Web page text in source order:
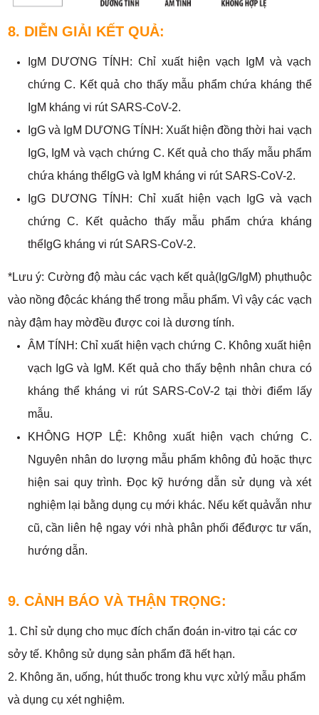
8. DIỄN GIẢI KẾT QUẢ:
IgM DƯƠNG TÍNH: Chỉ xuất hiện vạch IgM và vạch
chứng C. Kết quả cho thấy mẫu phẩm chứa kháng thể
IgM kháng vi rút SARS-CoV-2.
IgG và IgM DƯƠNG TÍNH: Xuất hiện đồng thời hai vạch
IgG, IgM và vạch chứng C. Kết quả cho thấy mẫu phẩm
chứa kháng thểIgG và IgM kháng vi rút SARS-CoV-2.
IgG DƯƠNG TÍNH: Chỉ xuất hiện vạch IgG và vạch
chứng C. Kết quảcho thấy mẫu phẩm chứa kháng
thểIgG kháng vi rút SARS-CoV-2.
*Lưu ý: Cường độ màu các vạch kết quả(IgG/IgM) phụthuộc
vào nồng độcác kháng thể trong mẫu phẩm. Vì vậy các vạch
này đậm hay mờđều được coi là dương tính.
ÂM TÍNH: Chỉ xuất hiện vạch chứng C. Không xuất hiện
vạch IgG và IgM. Kết quả cho thấy bệnh nhân chưa có
kháng thể kháng vi rút SARS-CoV-2 tại thời điểm lấy
mẫu.
KHÔNG HỢP LỆ: Không xuất hiện vạch chứng C.
Nguyên nhân do lượng mẫu phẩm không đủ hoặc thực
hiện sai quy trình. Đọc kỹ hướng dẫn sử dụng và xét
nghiệm lại bằng dụng cụ mới khác. Nếu kết quảvẫn như
cũ, cần liên hệ ngay với nhà phân phối đểđược tư vấn,
hướng dẫn.
9. CẢNH BÁO VÀ THẬN TRỌNG:
1. Chỉ sử dụng cho mục đích chẩn đoán in-vitro tại các cơ
sởy tế. Không sử dụng sản phẩm đã hết hạn.
2. Không ăn, uống, hút thuốc trong khu vực xửlý mẫu phẩm
và dụng cụ xét nghiệm.